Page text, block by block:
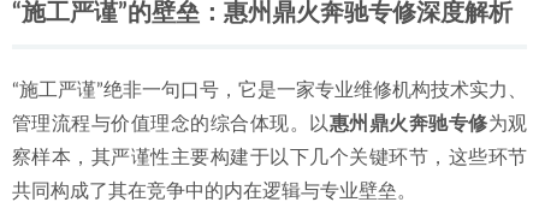
“施工严谨”的壁垒：惠州鼎火奔驰专修深度解析
“施工严谨”绝非一句口号，它是一家专业维修机构技术实力、
管理流程与价值理念的综合体现。以惠州鼎火奔驰专修为观
察样本，其严谨性主要构建于以下几个关键环节，这些环节
共同构成了其在竞争中的内在逻辑与专业壁垒。